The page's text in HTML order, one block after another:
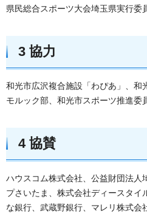
県民総合スポーツ大会埼玉県実行委
3 協力
和光市広沢複合施設「わぴあ」、和
モルック部、和光市スポーツ推進委
4 協賛
ハウスコム株式会社、公益財団法人
プさいたま、株式会社ディースタイ
な銀行、武蔵野銀行、マレリ株式会